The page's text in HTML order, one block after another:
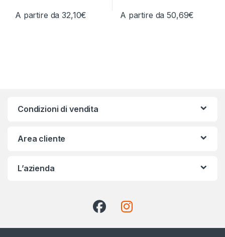
A partire da32,10€ A partire da50,69€
Condizioni di vendita
Area cliente
L’azienda